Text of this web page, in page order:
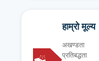
हाम्रो मूल्य
अखण्डता
प्रतिबद्धता